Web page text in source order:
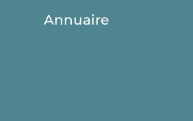
Annuaire